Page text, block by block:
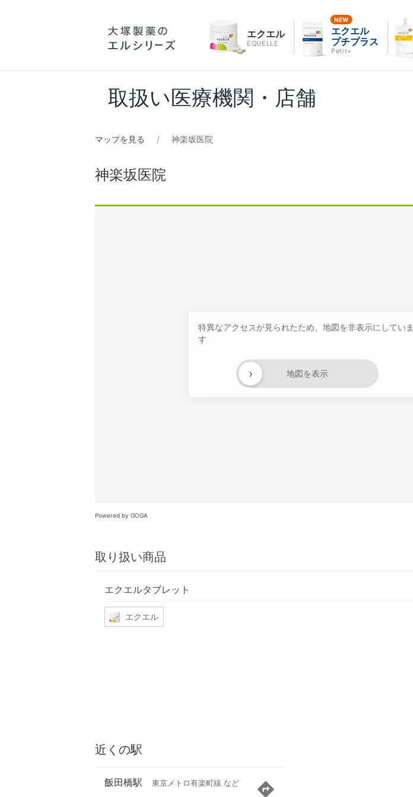
エクエル
EQUELLE
エクエル
プチプラス
Petit+
取扱い医療機関・店舗
マップを見る 神楽坂医院
神楽坂医院
特異なアクセスが見られたため、地図を非表示にしていま
す
地図を表示
›
Powered by GOGA
取り扱い商品
エクエルタブレット
エクエル
近くの駅
飯田橋駅 東京メトロ有楽町線 など